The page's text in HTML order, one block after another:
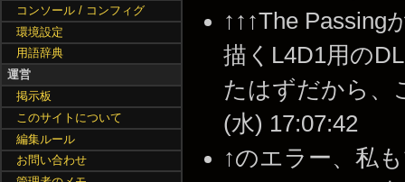
↑↑↑The Passing
描くL4D1用の
たはずだから、
(水) 17:07:42
↑のエラー、私
コンソール / コンフィグ
環境設定
用語辞典
運営
掲示板
このサイトについて
編集ルール
お問い合わせ